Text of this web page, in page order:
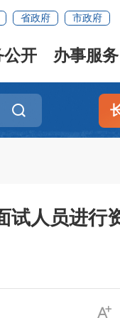
省政府 市政府
公开 办事服务
试人员进行